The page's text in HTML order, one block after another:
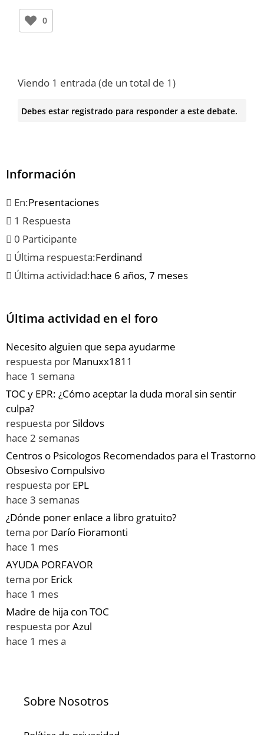
0
Viendo 1 entrada (de un total de 1)
Debes estar registrado para responder a este debate.
Información
En:Presentaciones
1 Respuesta
0 Participante
Última respuesta:Ferdinand
Última actividad:hace 6 años, 7 meses
Última actividad en el foro
Necesito alguien que sepa ayudarme
respuesta por Manuxx1811
hace 1 semana
TOC y EPR: ¿Cómo aceptar la duda moral sin sentir
culpa?
respuesta porSildovs
hace 2 semanas
Centros o Psicologos Recomendados para el Trastorno
Obsesivo Compulsivo
respuesta por EPL
hace 3 semanas
¿Dónde poner enlace a libro gratuito?
tema por Darío Fioramonti
hace 1 mes
AYUDA PORFAVOR
tema por Erick
hace 1 mes
Madre de hija con TOC
respuesta porAzul
hace 1 mes a
Sobre Nosotros